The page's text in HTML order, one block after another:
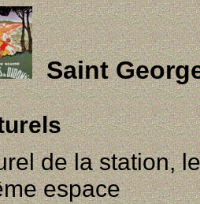
Saint
de la station,
espace